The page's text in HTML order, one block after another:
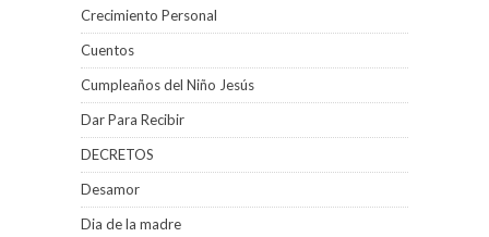
Crecimiento Personal
Cuentos
Cumpleaños del Niño Jesús
Dar Para Recibir
DECRETOS
Desamor
Dia de la madre